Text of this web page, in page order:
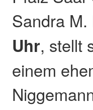
Sandra
Uhr, stellt
einem